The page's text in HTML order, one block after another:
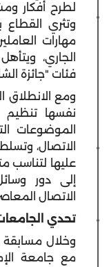
لطرح أفكار
وتثري القطاع
الجاري،
فئات "جائزة
ومع الانطلاق
الموضوعات
الاتصال،
عليها لتناسب
إلى دور
الاتصال
تحدي
وخلال مسابقة
مع جامعة